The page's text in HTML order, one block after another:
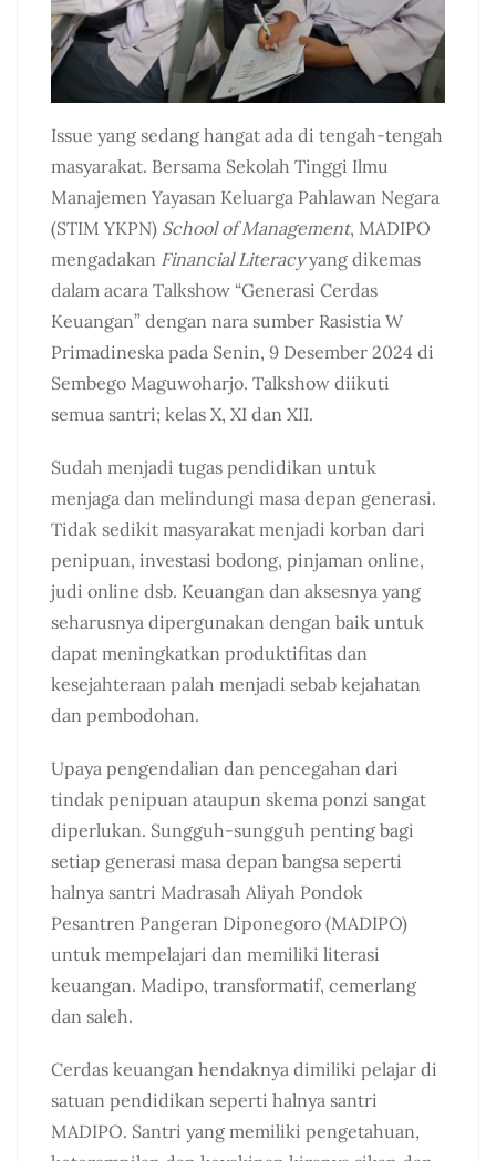
Issue yang sedang hangat ada di tengah-tengah
masyarakat. Bersama Sekolah Tinggi Ilmu
Manajemen Yayasan Keluarga Pahlawan Negara
(STIM YKPN) School of Management, MADIPO
mengadakan Financial Literacyyang dikemas
dalam acara Talkshow “Generasi Cerdas
Keuangan” dengan nara sumber Rasistia W
Primadineska pada Senin, 9 Desember 2024 di
Sembego Maguwoharjo. Talkshow diikuti
semua santri; kelas X, XI dan XII.
Sudah menjadi tugas pendidikan untuk
menjaga dan melindungi masa depan generasi.
Tidak sedikit masyarakat menjadi korban dari
penipuan, investasi bodong, pinjaman online,
judi online dsb. Keuangan dan aksesnya yang
seharusnya dipergunakan dengan baik untuk
dapat meningkatkan produktifitas dan
kesejahteraan palah menjadi sebab kejahatan
dan pembodohan.
Upaya pengendalian dan pencegahan dari
tindak penipuan ataupun skema ponzi sangat
diperlukan. Sungguh-sungguh penting bagi
setiap generasi masa depan bangsa seperti
halnya santri Madrasah Aliyah Pondok
Pesantren Pangeran Diponegoro (MADIPO)
untuk mempelajari dan memiliki literasi
keuangan. Madipo, transformatif, cemerlang
dan saleh.
Cerdas keuangan hendaknya dimiliki pelajar di
satuan pendidikan seperti halnya santri
MADIPO. Santri yang memiliki pengetahuan,